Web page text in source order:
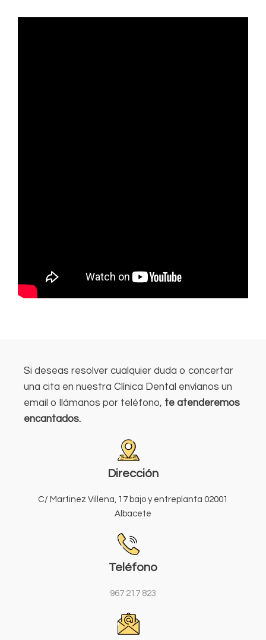
Si deseas resolver cualquier duda o concertar
una cita en nuestra Clínica Dental envíanos un
email o llámanos por teléfono, te atenderemos
encantados.
Dirección
C/ Martinez Villena, 17 bajo y entreplanta 02001
Albacete
Teléfono
967 217 823